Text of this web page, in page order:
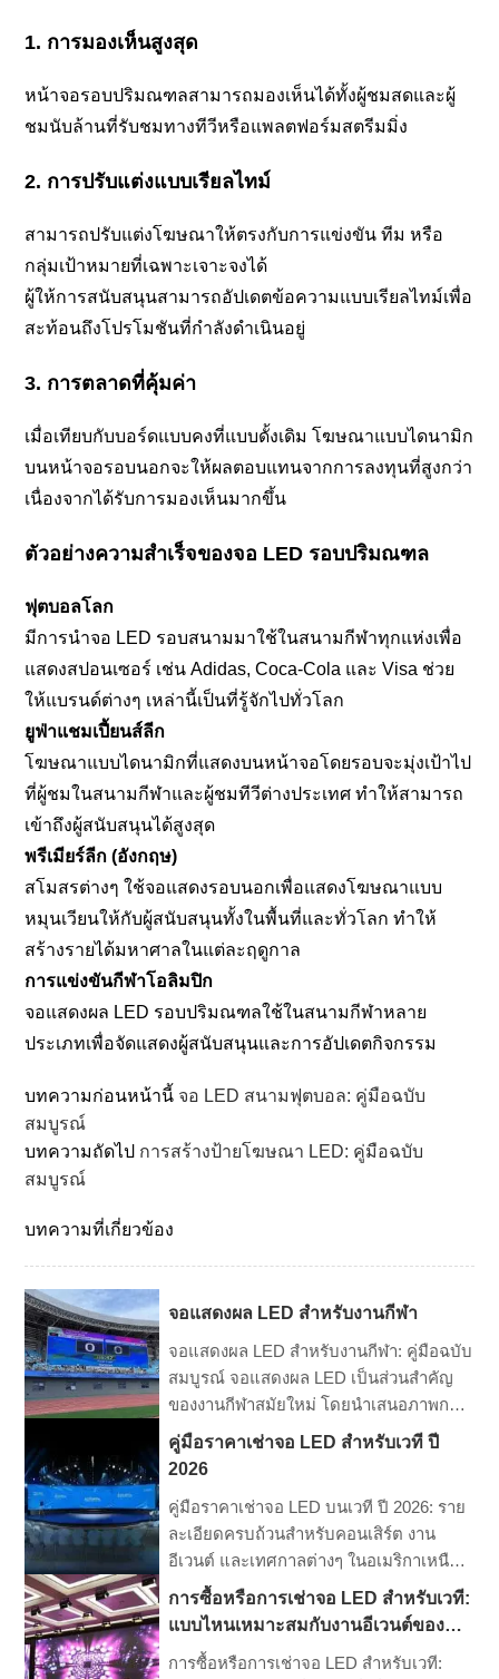
1. การมองเห็นสูงสุด
หน้าจอรอบปริมณฑลสามารถมองเห็นได้ทั้งผู้ชมสดและผู้
ชมนับล้านที่รับชมทางทีวีหรือแพลตฟอร์มสตรีมมิ่ง
2. การปรับแต่งแบบเรียลไทม์
สามารถปรับแต่งโฆษณาให้ตรงกับการแข่งขัน ทีม หรือ
กลุ่มเป้าหมายที่เฉพาะเจาะจงได้
ผู้ให้การสนับสนุนสามารถอัปเดตข้อความแบบเรียลไทม์เพื่อ
สะท้อนถึงโปรโมชันที่กำลังดำเนินอยู่
3. การตลาดที่คุ้มค่า
เมื่อเทียบกับบอร์ดแบบคงที่แบบดั้งเดิม โฆษณาแบบไดนามิก
บนหน้าจอรอบนอกจะให้ผลตอบแทนจากการลงทุนที่สูงกว่า
เนื่องจากได้รับการมองเห็นมากขึ้น
ตัวอย่างความสำเร็จของจอ LED รอบปริมณฑล
ฟุตบอลโลก
มีการนำจอ LED รอบสนามมาใช้ในสนามกีฬาทุกแห่งเพื่อ
แสดงสปอนเซอร์ เช่น Adidas, Coca-Cola และ Visa ช่วย
ให้แบรนด์ต่างๆ เหล่านี้เป็นที่รู้จักไปทั่วโลก
ยูฟ่าแชมเปี้ยนส์ลีก
โฆษณาแบบไดนามิกที่แสดงบนหน้าจอโดยรอบจะมุ่งเป้าไป
ที่ผู้ชมในสนามกีฬาและผู้ชมทีวีต่างประเทศ ทำให้สามารถ
เข้าถึงผู้สนับสนุนได้สูงสุด
พรีเมียร์ลีก (อังกฤษ)
สโมสรต่างๆ ใช้จอแสดงรอบนอกเพื่อแสดงโฆษณาแบบ
หมุนเวียนให้กับผู้สนับสนุนทั้งในพื้นที่และทั่วโลก ทำให้
สร้างรายได้มหาศาลในแต่ละฤดูกาล
การแข่งขันกีฬาโอลิมปิก
จอแสดงผล LED รอบปริมณฑลใช้ในสนามกีฬาหลาย
ประเภทเพื่อจัดแสดงผู้สนับสนุนและการอัปเดตกิจกรรม
บทความก่อนหน้านี้ จอ LED สนามฟุตบอล: คู่มือฉบับ
สมบูรณ์
บทความถัดไป การสร้างป้ายโฆษณา LED: คู่มือฉบับ
สมบูรณ์
บทความที่เกี่ยวข้อง
จอแสดงผล LED สำหรับงานกีฬา
จอแสดงผล LED สำหรับงานกีฬา: คู่มือฉบับ
สมบูรณ์ จอแสดงผล LED เป็นส่วนสำคัญ
ของงานกีฬาสมัยใหม่ โดยนำเสนอภาพการ
แข่งขันสด ภาพรีเพลย์ คะแนน โฆษณา
และฟีเจอร์การมีส่วนร่วมของแฟน ๆ จอ
เกมสำหรับแฟน ๆ พร้อมทั้งมอบโอกาสอันมี
ค่าสำหรับการสนับสนุนและรายได้จากการ
โฆษณา คู่มือนี้จะสำรวจคุณสมบัติหลัก
ประเภท […]
คู่มือราคาเช่าจอ LED สำหรับเวที ปี
2026
คู่มือราคาเช่าจอ LED บนเวที ปี 2026: ราย
ละเอียดครบถ้วนสำหรับคอนเสิร์ต งาน
อีเวนต์ และเทศกาลต่างๆ ในอเมริกาเหนือ
และยุโรป เมื่อเข้าสู่ปี 2026 ต้นทุนการเช่า
จอ LED ยังคงทรงตัวแม้ว่าเทคโนโลยีจะ
จอจะลดลงเล็กน้อยเนื่องจากประสิทธิภาพ
การซื้อหรือการเช่าจอ LED สำหรับเวที:
แบบไหนเหมาะสมกับงานอีเวนต์ของ
คุณ?
การซื้อหรือการเช่าจอ LED สำหรับเวที: